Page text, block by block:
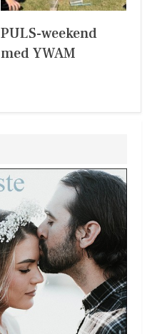
PULS-weekend
med YWAM